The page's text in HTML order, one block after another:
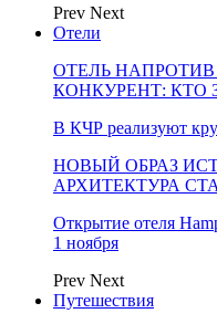
Prev Next
Отели
ОТЕЛЬ
КОНКУРЕНТ: КТО
В КЧР реализуют
НОВЫЙ ОБРАЗ
АРХИТЕКТУРА
Открытие отеля
1 ноября
Prev Next
Путешествия